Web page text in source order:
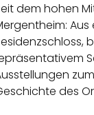
dem hohen
des